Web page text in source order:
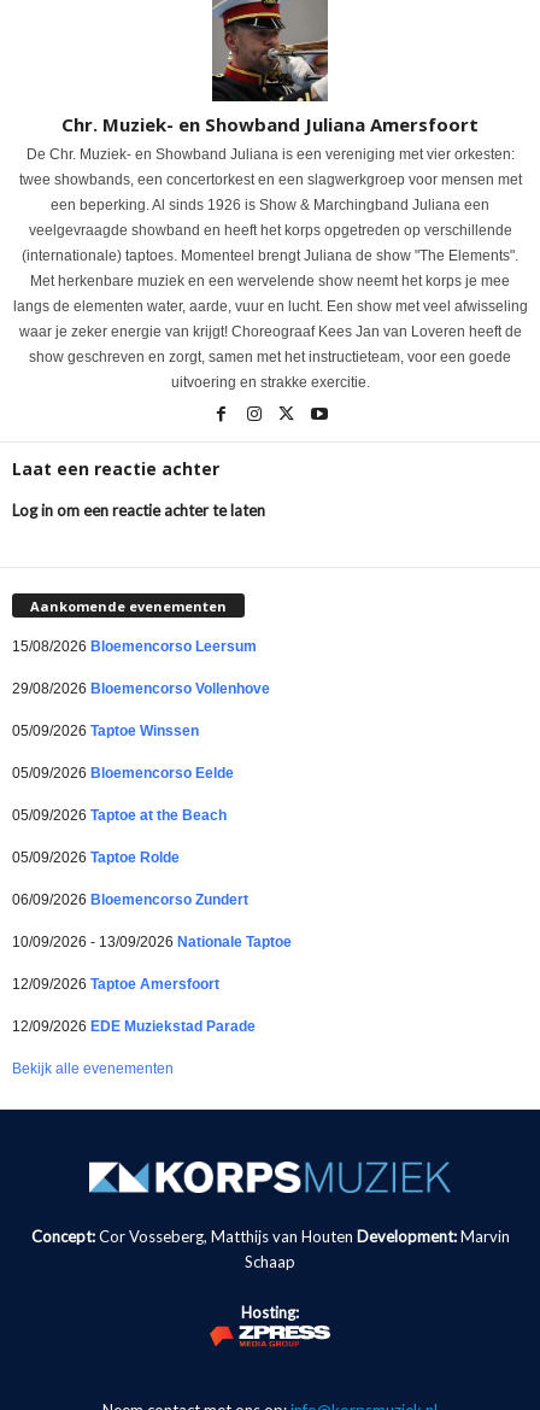
Chr. Muziek- en Showband Juliana Amersfoort
De Chr. Muziek- en Showband Juliana is een vereniging met vier orkesten:
twee showbands, een concertorkest en een slagwerkgroep voor mensen met
een beperking. Al sinds 1926 is Show & Marchingband Juliana een
veelgevraagde showband en heeft het korps opgetreden op verschillende
(internationale) taptoes. Momenteel brengt Juliana de show "The Elements".
Met herkenbare muziek en een wervelende show neemt het korps je mee
langs de elementen water, aarde, vuur en lucht. Een show met veel afwisseling
waar je zeker energie van krijgt! Choreograaf Kees Jan van Loveren heeft de
show geschreven en zorgt, samen met het instructieteam, voor een goede
uitvoering en strakke exercitie.
Laat een reactie achter
Log in om een reactie achter te laten
Aankomende evenementen
15/08/2026 Bloemencorso Leersum
29/08/2026 Bloemencorso Vollenhove
05/09/2026 Taptoe Winssen
05/09/2026 Bloemencorso Eelde
05/09/2026 Taptoe at the Beach
05/09/2026 Taptoe Rolde
06/09/2026 Bloemencorso Zundert
10/09/2026 - 13/09/2026 Nationale Taptoe
12/09/2026 Taptoe Amersfoort
12/09/2026 EDE Muziekstad Parade
Bekijk alle evenementen
Concept:Cor Vosseberg, Matthijs van Houten Development: Marvin
Schaap
Hosting: